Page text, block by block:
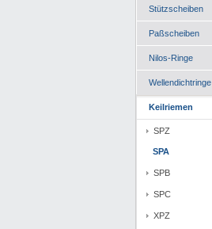
Stützscheiben
Paßscheiben
Nilos-Ringe
Wellendichtringe
Keilriemen
SPZ
SPA
SPB
SPC
XPZ